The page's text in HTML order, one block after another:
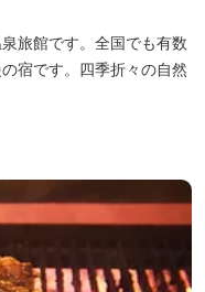
旅館です。全国でも有数
宿です。四季折々の自然